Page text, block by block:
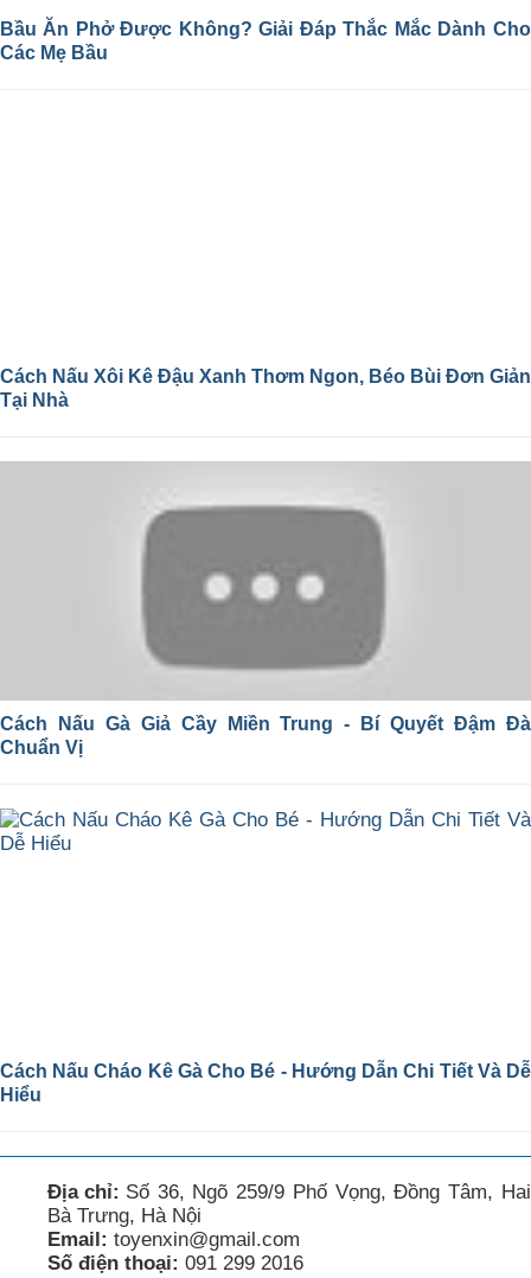
Bầu Ăn Phở Được Không? Giải Đáp Thắc Mắc Dành Cho
Các Mẹ Bầu
Cách Nấu Xôi Kê Đậu Xanh Thơm Ngon, Béo Bùi Đơn Giản
Tại Nhà
Cách Nấu Gà Giả Cầy Miền Trung - Bí Quyết Đậm Đà
Chuẩn Vị
Cách Nấu Cháo Kê Gà Cho Bé - Hướng Dẫn Chi Tiết Và Dễ
Hiểu
Địa chỉ: Số 36, Ngõ 259/9 Phố Vọng, Đồng Tâm, Hai
Bà Trưng, Hà Nội
Email: toyenxin@gmail.com
Số điện thoại: 091 299 2016